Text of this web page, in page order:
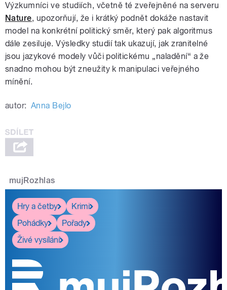
Výzkumníci ve studiích, včetně té zveřejněné na serveru
Nature, upozorňují, že i krátký podnět dokáže nastavit
model na konkrétní politický směr, který pak algoritmus
dále zesiluje. Výsledky studií tak ukazují, jak zranitelné
jsou jazykové modely vůči politickému „naladění“ a že
snadno mohou být zneužity k manipulaci veřejného
mínění.
autor: Anna Bejlo
mujRozhlas
Hry a četby
Krimi
Pohádky
Pořady
Živé vysílání